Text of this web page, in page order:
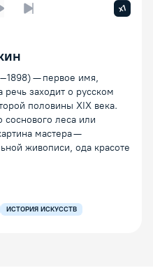
лекция
x1
— первое имя,
речь заходит о русском
половины XIX века.
соснового леса или
мастера —
живописи, ода красоте
ИСТОРИЯ ИСКУССТВ